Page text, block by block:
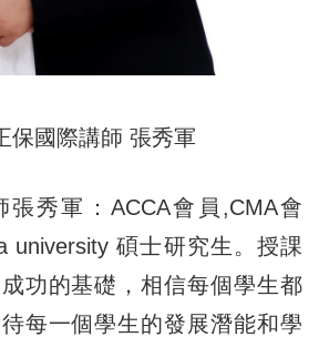
國際講師 張秀軍
張秀軍：ACCA會員,CMA會
university 碩士研究生。授課
功的基礎，相信每個學生都
每一個學生的發展潛能和學